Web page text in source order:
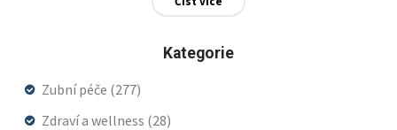
Kategorie
Zubní péče (277)
Zdraví a wellness (28)